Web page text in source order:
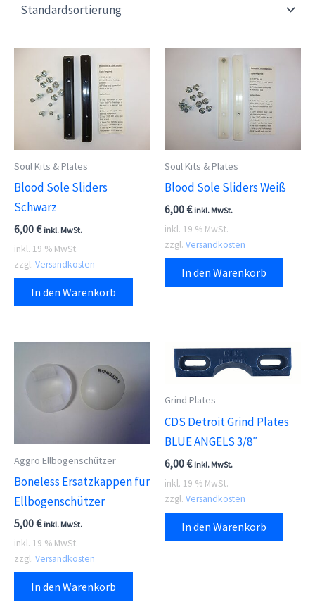
Soul Kits & Plates
Blood Sole Sliders
Schwarz
6,00€ inkl. MwSt.
inkl. 19 % MwSt.
zzgl. Versandkosten
In den Warenkorb
Soul Kits & Plates
Blood Sole Sliders Weiß
6,00€ inkl. MwSt.
inkl. 19 % MwSt.
zzgl. Versandkosten
In den Warenkorb
Aggro Ellbogenschützer
Boneless Ersatzkappen für
Ellbogenschützer
5,00€ inkl. MwSt.
inkl. 19 % MwSt.
zzgl. Versandkosten
In den Warenkorb
Grind Plates
CDS Detroit Grind Plates
BLUE ANGELS 3/8″
6,00€ inkl. MwSt.
inkl. 19 % MwSt.
zzgl. Versandkosten
In den Warenkorb